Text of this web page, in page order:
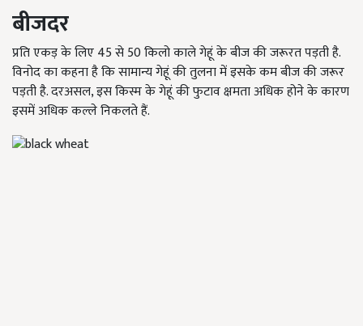
बीजदर
प्रति एकड़ के लिए 45 से 50 किलो काले गेहूं के बीज की जरूरत पड़ती है.
विनोद का कहना है कि सामान्य गेहूं की तुलना में इसके कम बीज की जरूर
पड़ती है. दरअसल, इस किस्म के गेहूं की फुटाव क्षमता अधिक होने के कारण
इसमें अधिक कल्ले निकलते हैं.